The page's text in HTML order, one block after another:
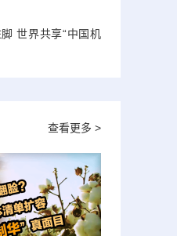
世界共享“中国机
查看更多 >